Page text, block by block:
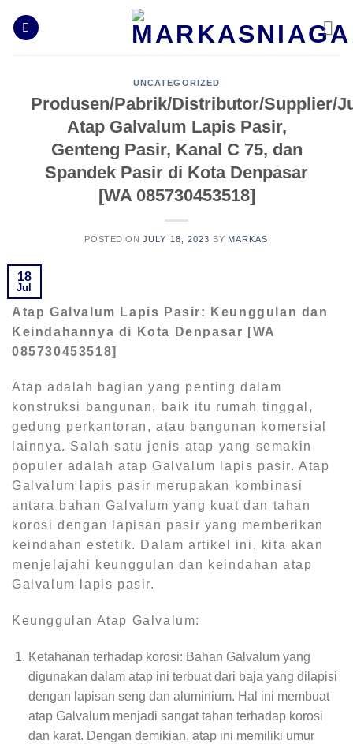
UNCATEGORIZED
Produsen/Pabrik/Distributor/Supplier/
Atap Galvalum Lapis Pasir,
Genteng Pasir, Kanal C 75, dan
Spandek Pasir di Kota Denpasar
[WA 085730453518]
POSTED ONJULY 18, 2023 BY MARKAS
18
Jul
Atap Galvalum Lapis Pasir: Keunggulan dan
Keindahannya di Kota Denpasar [WA
085730453518]
Atap adalah bagian yang penting dalam
konstruksi bangunan, baik itu rumah tinggal,
gedung perkantoran, atau bangunan komersial
lainnya. Salah satu jenis atap yang semakin
populer adalah atap Galvalum lapis pasir. Atap
Galvalum lapis pasir merupakan kombinasi
antara bahan Galvalum yang kuat dan tahan
korosi dengan lapisan pasir yang memberikan
keindahan estetik. Dalam artikel ini, kita akan
menjelajahi keunggulan dan keindahan atap
Galvalum lapis pasir.
Keunggulan Atap Galvalum:
Ketahanan terhadap korosi: Bahan Galvalum yang
digunakan dalam atap ini terbuat dari baja yang dilapisi
dengan lapisan seng dan aluminium. Hal ini membuat
atap Galvalum menjadi sangat tahan terhadap korosi
dan karat. Dengan demikian, atap ini memiliki umur